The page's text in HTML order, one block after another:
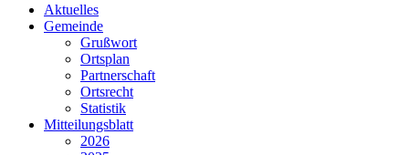
Aktuelles
Gemeinde
Grußwort
Ortsplan
Partnerschaft
Ortsrecht
Statistik
Mitteilungsblatt
2026